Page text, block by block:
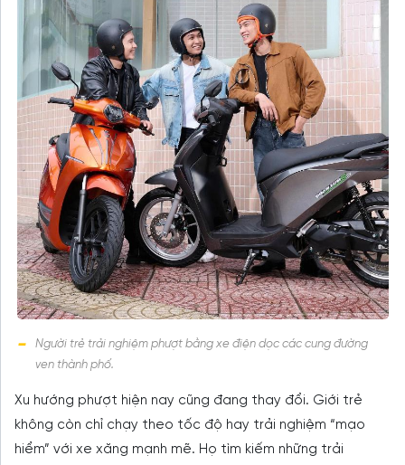
Người trẻ trải nghiệm phượt bằng xe điện dọc các cung đường
ven thành phố.
Xu hướng phượt hiện nay cũng đang thay đổi. Giới trẻ
không còn chỉ chạy theo tốc độ hay trải nghiệm “mạo
hiểm” với xe xăng mạnh mẽ. Họ tìm kiếm những trải